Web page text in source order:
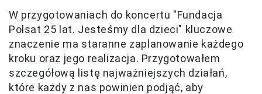
W przygotowaniach do koncertu "Fundacja
Polsat 25 lat. Jesteśmy dla dzieci" kluczowe
znaczenie ma staranne zaplanowanie każdego
kroku oraz jego realizacja. Przygotowałem
szczegółową listę najważniejszych działań,
które każdy z nas powinien podjąć, aby